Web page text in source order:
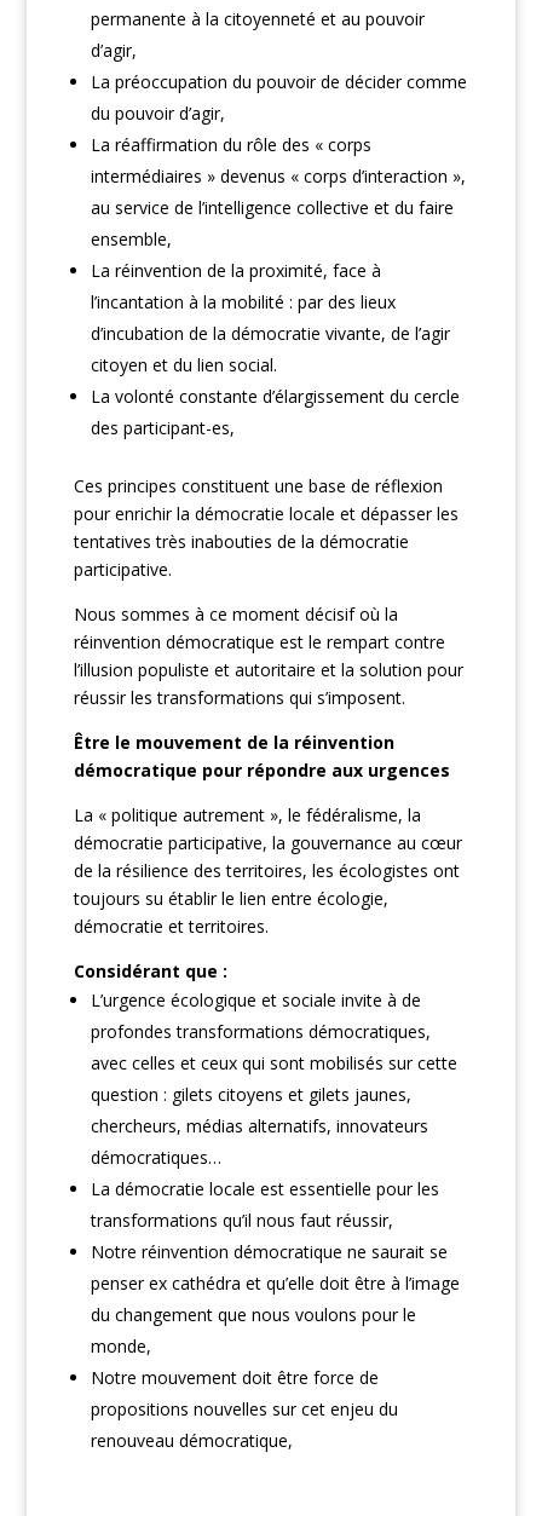
permanente à la citoyenneté et au pouvoir
d’agir,
La préoccupation du pouvoir de décider comme
du pouvoir d’agir,
La réaffirmation du rôle des « corps
intermédiaires » devenus « corps d’interaction »,
au service de l’intelligence collective et du faire
ensemble,
La réinvention de la proximité, face à
l’incantation à la mobilité : par des lieux
d’incubation de la démocratie vivante, de l’agir
citoyen et du lien social.
La volonté constante d’élargissement du cercle
des participant-es,
Ces principes constituent une base de réflexion
pour enrichir la démocratie locale et dépasser les
tentatives très inabouties de la démocratie
participative.
Nous sommes à ce moment décisif où la
réinvention démocratique est le rempart contre
l’illusion populiste et autoritaire et la solution pour
réussir les transformations qui s’imposent.
Être le mouvement de la réinvention
démocratique pour répondre aux urgences
La « politique autrement », le fédéralisme, la
démocratie participative, la gouvernance au cœur
de la résilience des territoires, les écologistes ont
toujours su établir le lien entre écologie,
démocratie et territoires.
Considérant que :
L’urgence écologique et sociale invite à de
profondes transformations démocratiques,
avec celles et ceux qui sont mobilisés sur cette
question : gilets citoyens et gilets jaunes,
chercheurs, médias alternatifs, innovateurs
démocratiques…
La démocratie locale est essentielle pour les
transformations qu’il nous faut réussir,
Notre réinvention démocratique ne saurait se
penser ex cathédra et qu’elle doit être à l’image
du changement que nous voulons pour le
monde,
Notre mouvement doit être force de
propositions nouvelles sur cet enjeu du
renouveau démocratique,